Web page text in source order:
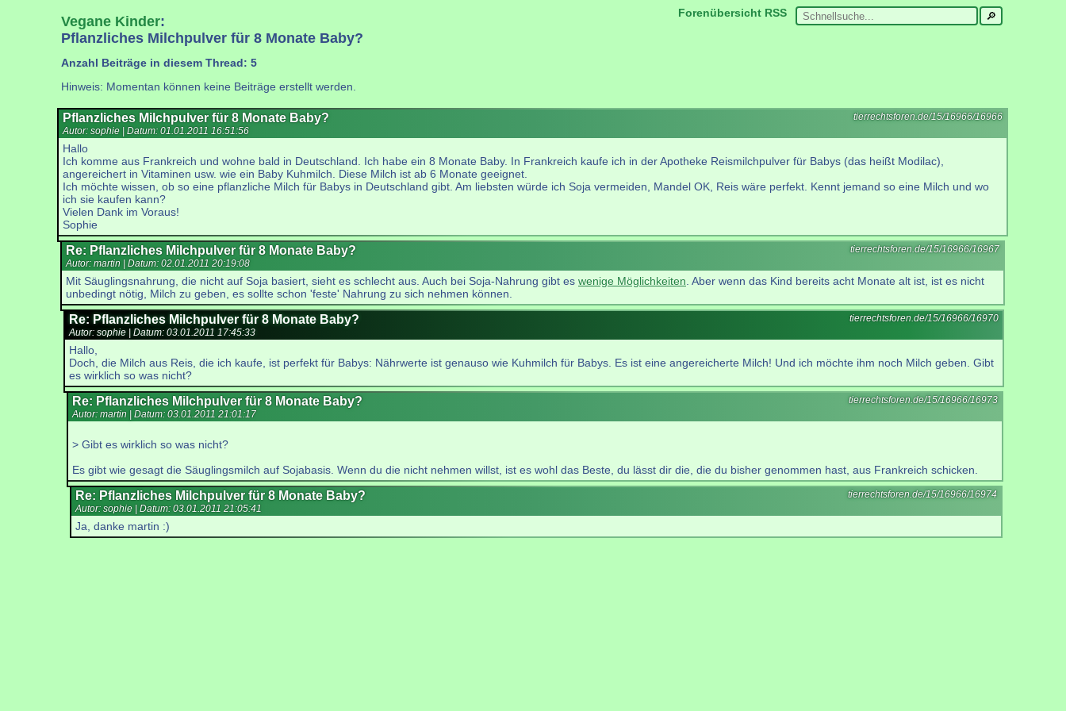
Forenübersicht RSS
Vegane Kinder:
Pflanzliches Milchpulver für 8 Monate Baby?
Anzahl Beiträge in diesem Thread: 5
Hinweis: Momentan können keine Beiträge erstellt werden.
tierrechtsforen.de/15/16966/16966
Pflanzliches Milchpulver für 8 Monate Baby?
Autor: sophie | Datum: 01.01.2011 16:51:56
Hallo
Ich komme aus Frankreich und wohne bald in Deutschland. Ich habe ein 8 Monate Baby. In Frankreich kaufe ich in der Apotheke Reismilchpulver für Babys (das heißt Modilac),
angereichert in Vitaminen usw. wie ein Baby Kuhmilch. Diese Milch ist ab 6 Monate geeignet.
Ich möchte wissen, ob so eine pflanzliche Milch für Babys in Deutschland gibt. Am liebsten würde ich Soja vermeiden, Mandel OK, Reis wäre perfekt. Kennt jemand so eine Milch und wo
ich sie kaufen kann?
Vielen Dank im Voraus!
Sophie
tierrechtsforen.de/15/16966/16967
Re: Pflanzliches Milchpulver für 8 Monate Baby?
Autor: martin | Datum: 02.01.2011 20:19:08
Mit Säuglingsnahrung, die nicht auf Soja basiert, sieht es schlecht aus. Auch bei Soja-Nahrung gibt es wenige Möglichkeiten . Aber wenn das Kind bereits acht Monate alt ist, ist es nicht
unbedingt nötig, Milch zu geben, es sollte schon 'feste' Nahrung zu sich nehmen können.
tierrechtsforen.de/15/16966/16970
Re: Pflanzliches Milchpulver für 8 Monate Baby?
Autor: sophie | Datum: 03.01.2011 17:45:33
Hallo,
Doch, die Milch aus Reis, die ich kaufe, ist perfekt für Babys: Nährwerte ist genauso wie Kuhmilch für Babys. Es ist eine angereicherte Milch! Und ich möchte ihm noch Milch geben. Gibt
es wirklich so was nicht?
tierrechtsforen.de/15/16966/16973
Re: Pflanzliches Milchpulver für 8 Monate Baby?
Autor: martin | Datum: 03.01.2011 21:01:17
> Gibt es wirklich so was nicht?
Es gibt wie gesagt die Säuglingsmilch auf Sojabasis. Wenn du die nicht nehmen willst, ist es wohl das Beste, du lässt dir die, die du bisher genommen hast, aus Frankreich schicken.
tierrechtsforen.de/15/16966/16974
Re: Pflanzliches Milchpulver für 8 Monate Baby?
Autor: sophie | Datum: 03.01.2011 21:05:41
Ja, danke martin :)